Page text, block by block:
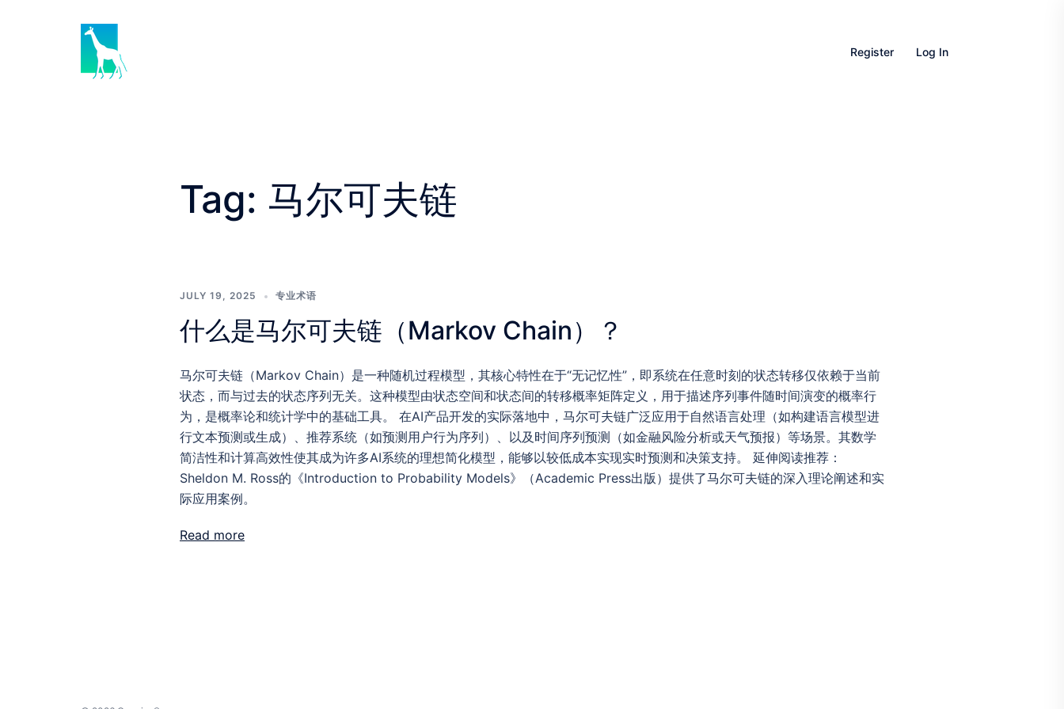
Register Log In
Tag: 马尔可夫链
JULY 19, 2025 专业术语
什么是马尔可夫链（Markov Chain）？
马尔可夫链（Markov Chain）是一种随机过程模型，其核心特性在于“无记忆性”，即系统在任意时刻的状态转移仅依赖于当前
状态，而与过去的状态序列无关。这种模型由状态空间和状态间的转移概率矩阵定义，用于描述序列事件随时间演变的概率行
为，是概率论和统计学中的基础工具。 在AI产品开发的实际落地中，马尔可夫链广泛应用于自然语言处理（如构建语言模型进
行文本预测或生成）、推荐系统（如预测用户行为序列）、以及时间序列预测（如金融风险分析或天气预报）等场景。其数学
简洁性和计算高效性使其成为许多AI系统的理想简化模型，能够以较低成本实现实时预测和决策支持。 延伸阅读推荐：
Sheldon M. Ross的《Introduction to Probability Models》（Academic Press出版）提供了马尔可夫链的深入理论阐述和实
际应用案例。
Read more